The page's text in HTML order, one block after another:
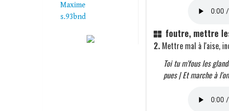
Maxime
s.93bnd
foutre, mettre
2. Mettre mal à l'aise,
Toi tu m'fous les
pues | Et marche à